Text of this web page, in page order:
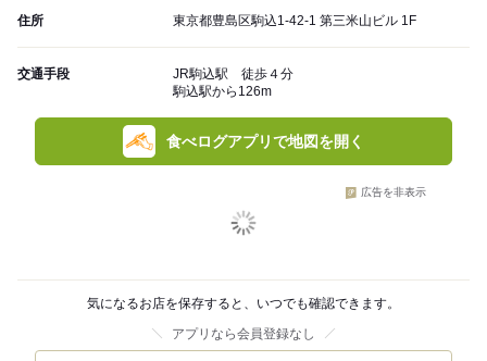
住所 東京都豊島区駒込1-42-1 第三米山ビル 1F
交通手段
JR駒込駅 徒歩４分
駒込駅から126m
食べログアプリで地図を開く
広告を非表示
気になるお店を保存すると、いつでも確認できます。
アプリなら会員登録なし